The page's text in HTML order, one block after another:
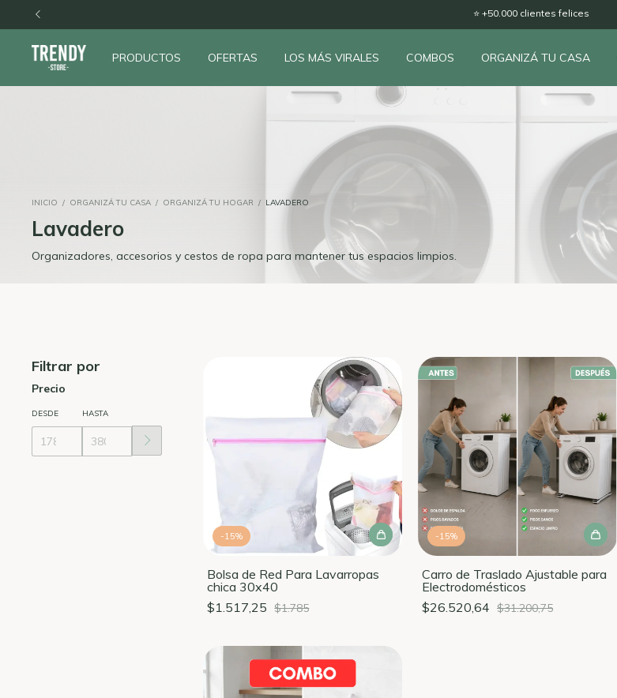
🚚 Envíos a todo el país
PRODUCTOS OFERTAS LOS MÁS VIRALES COMBOS ORGANIZÁ TU CASA
INICIO / ORGANIZÁ TU CASA / ORGANIZÁ TU HOGAR / LAVADERO
Lavadero
Organizadores, accesorios y cestos de ropa para mantener tus espacios limpios.
Filtrar por
Precio
DESDE HASTA
-15%
Bolsa de Red Para Lavarropas
chica 30x40
$1.517,25 $1.785
-15%
Carro de Traslado Ajustable para
Electrodomésticos
$26.520,64 $31.200,75